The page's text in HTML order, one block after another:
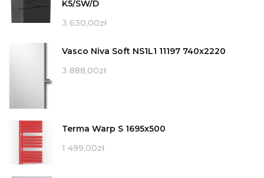
K5/SW/D
3 630,00zł
Vasco Niva Soft NS1L1 11197 740x2220
3 888,00zł
Terma Warp S 1695x500
1 499,00zł